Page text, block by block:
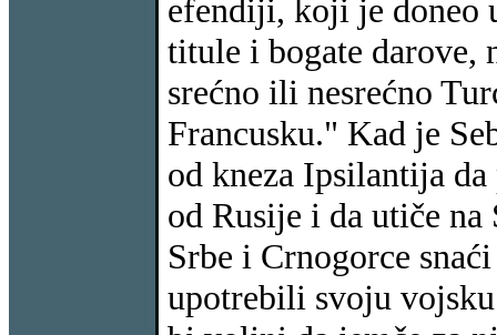
efendiji, koji je doneo
titule i bogate darove,
srećno ili nesrećno
Francusku." Kad je
od kneza Ipsilantija
od Rusije i da utiče na
Srbe i Crnogorce
upotrebili svoju